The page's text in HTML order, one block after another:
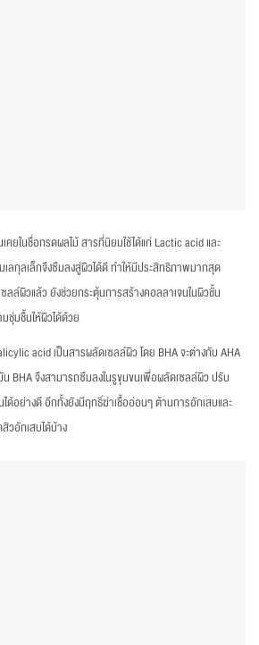
คยในชื่อกรดผลไม้ สารที่นิยมใช้ได้แก่ Lactic acid และ
เลกุลเล็กจึงซึมลงสู่ผิวได้ดี ทำให้มีประสิทธิภาพมากสุด
ลล์ผิวแล้ว ยังช่วยกระตุ้นการสร้างคอลลาเจนในผิวชั้น
ชุ่มชื้นให้ผิวได้ด้วย
acid เป็นสารผลัดเซลล์ผิว โดย BHA จะต่างกับ AHA
น BHA จึงสามารถซึมลงในรูขุมขนเพื่อผลัดเซลล์ผิว ปรับ
อย่างดี อีกทั้งยังมีฤทธิ์ฆ่าเชื้ออ่อนๆ ต้านการอักเสบและ
วอักเสบได้บ้าง